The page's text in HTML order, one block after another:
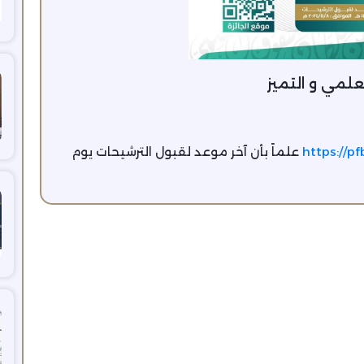
و التميز
https:// علماً بأن آخر موعد لقبول الترشيحات يوم